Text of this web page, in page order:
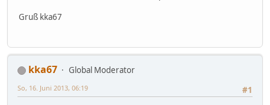
Gruß kka67
kka67
Global Moderator
#1
So, 16. Juni 2013, 06:19